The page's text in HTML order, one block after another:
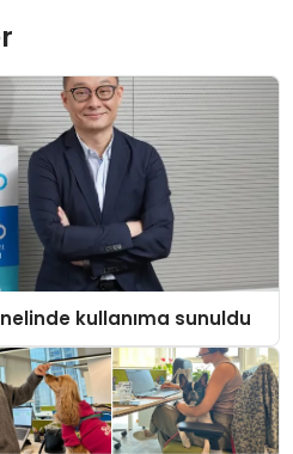
kullanıma sunuldu